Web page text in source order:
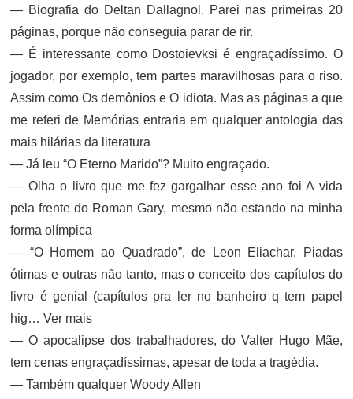
— Biografia do Deltan Dallagnol. Parei nas primeiras 20
páginas, porque não conseguia parar de rir.
— É interessante como Dostoievksi é engraçadíssimo. O
jogador, por exemplo, tem partes maravilhosas para o riso.
Assim como Os demônios e O idiota. Mas as páginas a que
me referi de Memórias entraria em qualquer antologia das
mais hilárias da literatura
— Já leu “O Eterno Marido”? Muito engraçado.
— Olha o livro que me fez gargalhar esse ano foi A vida
pela frente do Roman Gary, mesmo não estando na minha
forma olímpica
— “O Homem ao Quadrado”, de Leon Eliachar. Piadas
ótimas e outras não tanto, mas o conceito dos capítulos do
livro é genial (capítulos pra ler no banheiro q tem papel
hig… Ver mais
— O apocalipse dos trabalhadores, do Valter Hugo Mãe,
tem cenas engraçadíssimas, apesar de toda a tragédia.
— Também qualquer Woody Allen